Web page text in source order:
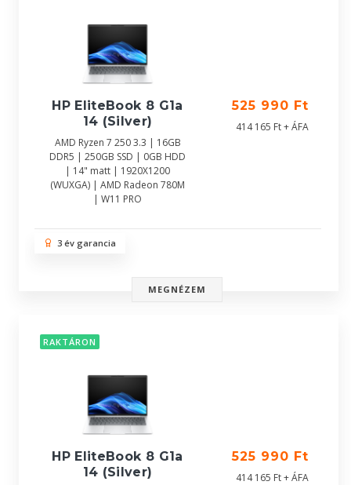
HP EliteBook 8 G1a
14 (Silver)
AMD Ryzen 7 250 3.3 | 16GB
DDR5 | 250GB SSD | 0GB HDD
| 14" matt | 1920X1200
(WUXGA) | AMD Radeon 780M
| W11 PRO
525 990 Ft
414 165 Ft + ÁFA
3 év garancia
MEGNÉZEM
RAKTÁRON
HP EliteBook 8 G1a
14 (Silver)
525 990 Ft
414 165 Ft + ÁFA